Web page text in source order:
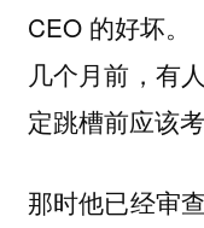
CEO 的好坏。
几个月前，有
定跳槽前应该
那时他已经审